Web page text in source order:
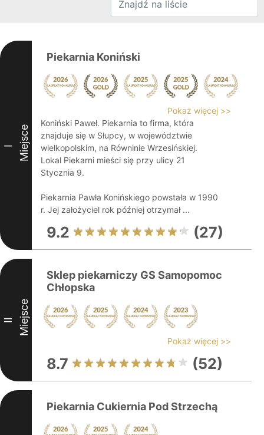
I Miejsce
Piekarnia Koniński
Pokaż więcej >>
Koniński Paweł. Piekarnia to firma, która
znajduje się w Słupcy, w województwie
wielkopolskim, na Równinie Wrzesińskiej.
Lokal Piekarni mieści się przy ulicy 21
Stycznia 9.
Piekarnia Pawła Konińskiego powstała w 1990
r. Jej założyciel rok później otrzymał ...
9.2 (27)
II Miejsce
Sklep piekarniczy GS Samopomoc
Chłopska
Pokaż więcej >>
8.7 (52)
Piekarnia Cukiernia Pod Strzechą